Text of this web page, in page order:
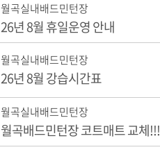
월곡실내배드민턴장
26년 8월 휴일운영 안내
월곡실내배드민턴장
26년 8월 강습시간표
월곡실내배드민턴장
월곡배드민턴장 코트매트 교체!!!